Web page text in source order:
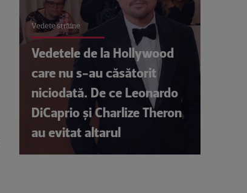
Vedete străine
Vedetele de la Hollywood
care nu s-au căsătorit
niciodată. De ce Leonardo
DiCaprio și Charlize Theron
au evitat altarul